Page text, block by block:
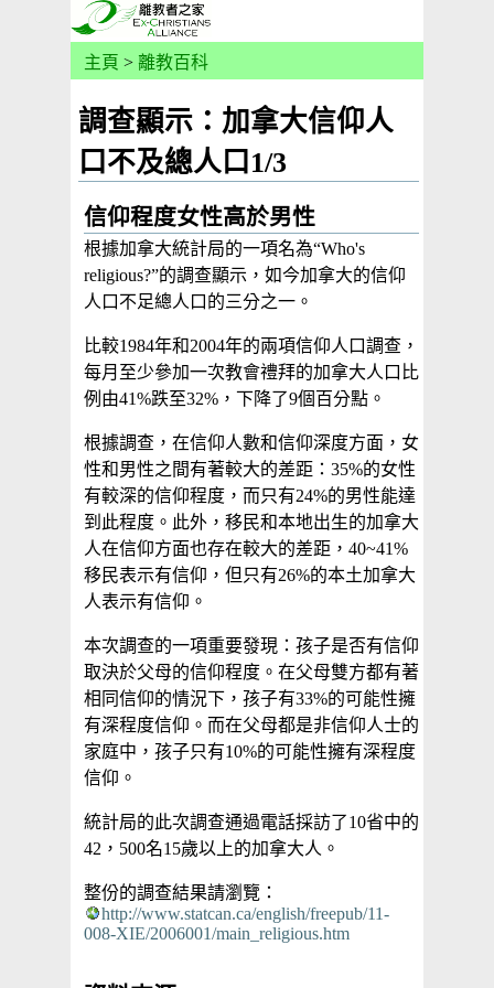
主頁 > 離教百科
調查顯示：加拿大信仰人
口不及總人口1/3
信仰程度女性高於男性
根據加拿大統計局的一項名為“Who's
religious?”的調查顯示，如今加拿大的信仰
人口不足總人口的三分之一。
比較1984年和2004年的兩項信仰人口調查，
每月至少參加一次教會禮拜的加拿大人口比
例由41%跌至32%，下降了9個百分點。
根據調查，在信仰人數和信仰深度方面，女
性和男性之間有著較大的差距：35%的女性
有較深的信仰程度，而只有24%的男性能達
到此程度。此外，移民和本地出生的加拿大
人在信仰方面也存在較大的差距，40~41%
移民表示有信仰，但只有26%的本土加拿大
人表示有信仰。
本次調查的一項重要發現：孩子是否有信仰
取決於父母的信仰程度。在父母雙方都有著
相同信仰的情況下，孩子有33%的可能性擁
有深程度信仰。而在父母都是非信仰人士的
家庭中，孩子只有10%的可能性擁有深程度
信仰。
統計局的此次調查通過電話採訪了10省中的
42，500名15歲以上的加拿大人。
整份的調查結果請瀏覽：
http://www.statcan.ca/english/freepub/11-
008-XIE/2006001/main_religious.htm